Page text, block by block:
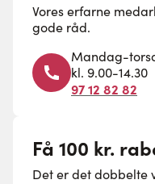
Vores erfarne
gode råd.
Mandag-
kl. 9.00-14.30
97 12 82 82
Få 100 kr.
Det er det